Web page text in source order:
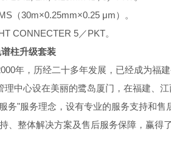
（30m×0.25mm×0.25 μm）。
CONNECTER 5／PKT。
柱升级套装
年，历经二十多年发展，已经成为福
中心设在美丽的鹭岛厦门，在福建、江
务"服务理念，设有专业的服务支持和
、整体解决方案及售后服务保障，赢得